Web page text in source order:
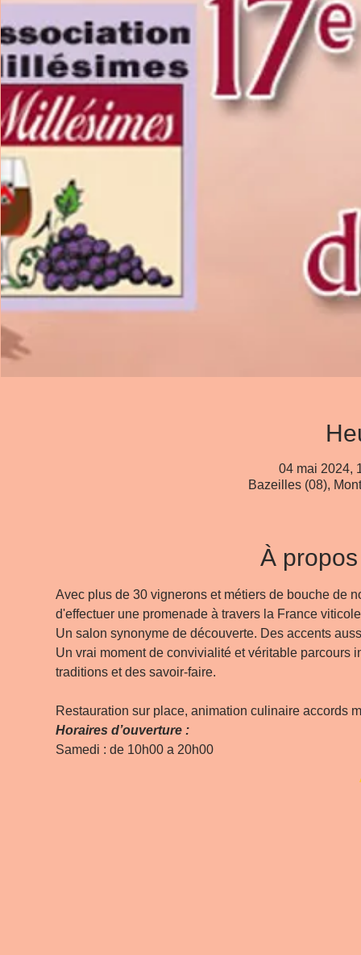
04 mai 2024,
Bazeilles (08),
À
Avec plus de 30 vignerons et métiers de bouche de
Un vrai moment de convivialité et véritable
​Restauration sur place, animation culinaire accords
Horaires d’ouverture :
Samedi : de 10h00 a 20h00